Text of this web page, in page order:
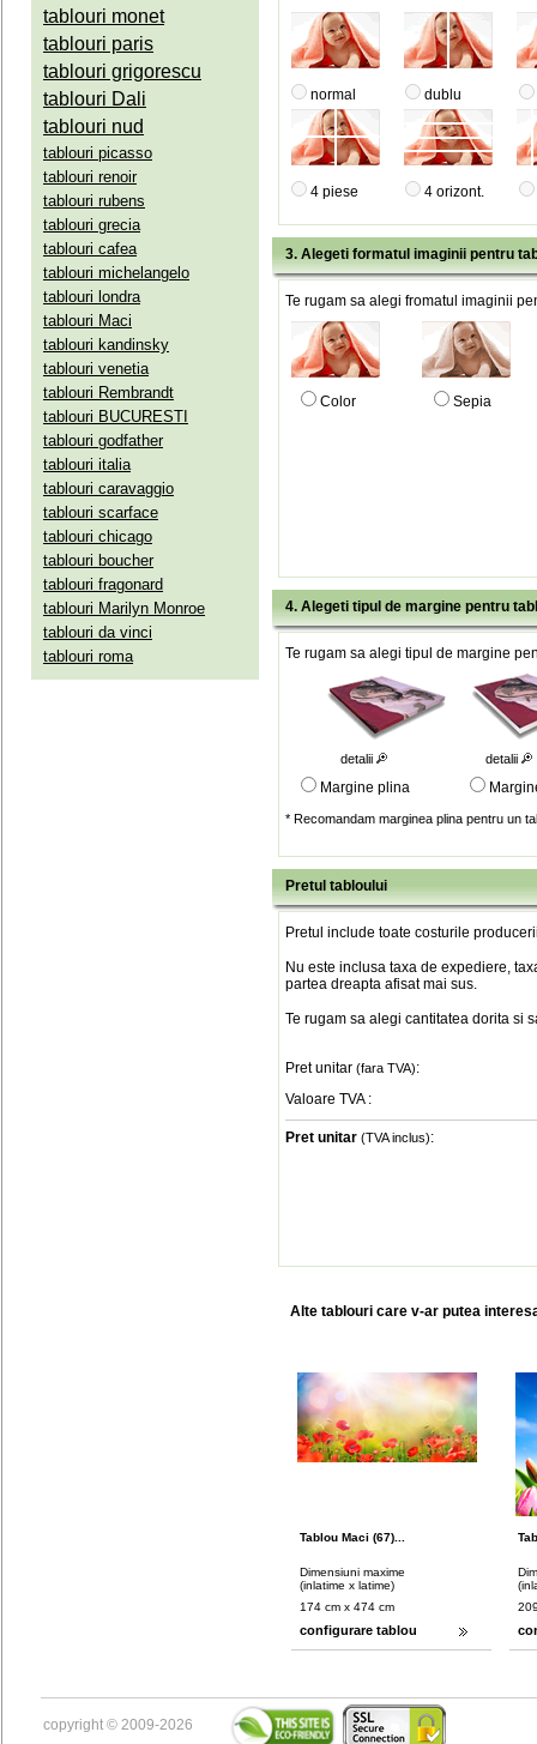
tablouri monet
tablouri paris
tablouri grigorescu
tablouri Dali
tablouri nud
tablouri picasso
tablouri renoir
tablouri rubens
tablouri grecia
tablouri cafea
tablouri michelangelo
tablouri londra
tablouri Maci
tablouri kandinsky
tablouri venetia
tablouri Rembrandt
tablouri BUCURESTI
tablouri godfather
tablouri italia
tablouri caravaggio
tablouri scarface
tablouri chicago
tablouri boucher
tablouri fragonard
tablouri Marilyn Monroe
tablouri da vinci
tablouri roma
normal dublu
4 piese 4 orizont.
3. Alegeti formatul imaginii pentru
Te rugam sa alegi fromatul imaginii
Color Sepia
4. Alegeti tipul de margine pentru
Te rugam sa alegi tipul de margine
detalii detalii
Margine plina
* Recomandam marginea plina pentru un
Pretul tabloului
Pretul include toate costurile
Nu este inclusa taxa de expediere,
partea dreapta afisat mai sus.
Te rugam sa alegi cantitatea dorita si
Pret unitar (fara TVA):
Valoare TVA :
Pret unitar (TVA inclus):
Alte tablouri care v-ar putea
Tablou Maci (67)...
Dimensiuni maxime
(inlatime x latime)
174 cm x 474 cm
configurare tablou
copyright © 2009-2026